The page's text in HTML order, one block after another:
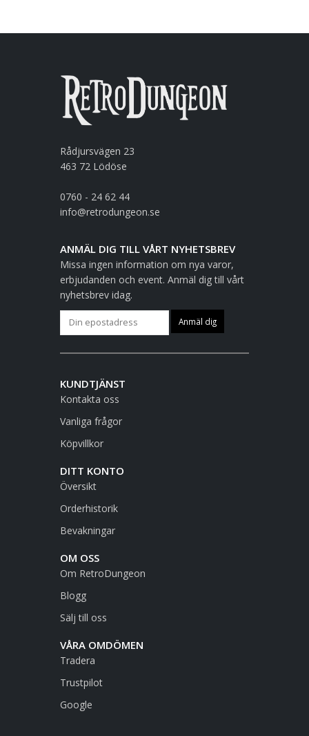
Rådjursvägen 23
463 72 Lödöse
0760 - 24 62 44
info@retrodungeon.se
ANMÄL DIG TILL VÅRT NYHETSBREV
Missa ingen information om nya varor,
erbjudanden och event. Anmäl dig till vårt
nyhetsbrev idag.
KUNDTJÄNST
Kontakta oss
Vanliga frågor
Köpvillkor
DITT KONTO
Översikt
Orderhistorik
Bevakningar
OM OSS
Om RetroDungeon
Blogg
Sälj till oss
VÅRA OMDÖMEN
Tradera
Trustpilot
Google